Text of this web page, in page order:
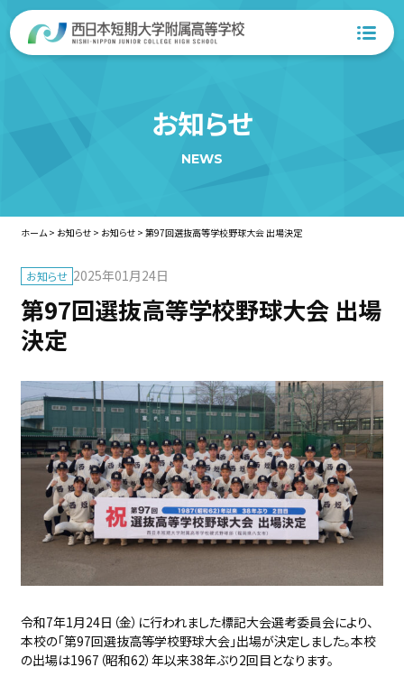
お知らせ
NEWS
ホーム> お知らせ> お知らせ> 第97回選抜高等学校野球大会 出場決定
お知らせ 2025年01月24日
第97回選抜高等学校野球大会 出場
決定
令和7年1月24日（金）に行われました標記大会選考委員会により、
本校の「第97回選抜高等学校野球大会」出場が決定しました。本校
の出場は1967（昭和62）年以来38年ぶり2回目となります。